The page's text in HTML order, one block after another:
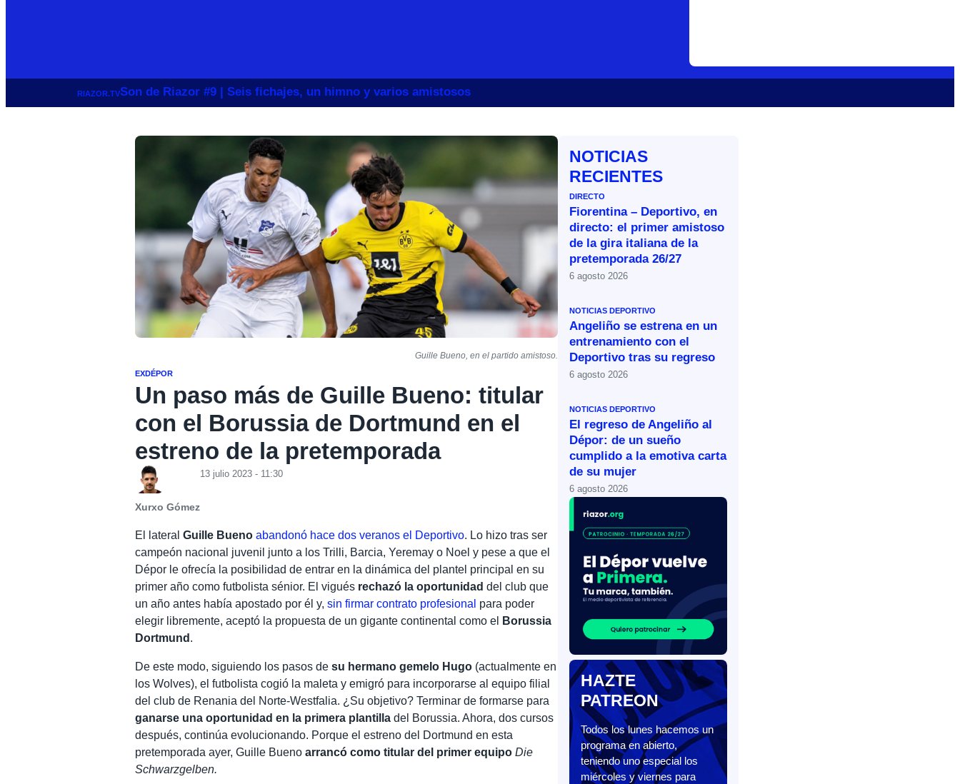
RIAZOR.TVSon de Riazor #9 | Seis fichajes, un himno y varios amistosos
Guille Bueno, en el partido amistoso.
EXDÉPOR
Un paso más de Guille Bueno: titular
con el Borussia de Dortmund en el
estreno de la pretemporada
Xurxo Gómez
13 julio 2023 - 11:30
El lateralGuille Bueno abandonó hace dos veranos el Deportivo. Lo hizo tras ser
campeón nacional juvenil junto a los Trilli, Barcia, Yeremay o Noel y pese a que el
Dépor le ofrecía la posibilidad de entrar en la dinámica del plantel principal en su
primer año como futbolista sénior. El vigués rechazó la oportunidad del club que
un año antes había apostado por él y,sin firmar contrato profesional para poder
elegir libremente, aceptó la propuesta de un gigante continental como el
Borussia
Dortmund .
De este modo, siguiendo los pasos desu hermano gemelo Hugo (actualmente en
los Wolves), el futbolista cogió la maleta y emigró para incorporarse al equipo filial
del club de Renania del Norte-Westfalia. ¿Su objetivo? Terminar de formarse para
ganarse una oportunidad en la primera plantilla del Borussia. Ahora, dos cursos
después, continúa evolucionando. Porque el estreno del Dortmund en esta
pretemporada ayer, Guille Bueno arrancó como titular del primer equipo Die
Schwarzgelben.
NOTICIAS
RECIENTES
DIRECTO
Fiorentina – Deportivo, en
directo: el primer amistoso
de la gira italiana de la
pretemporada 26/27
6 agosto 2026
NOTICIAS DEPORTIVO
Angeliño se estrena en un
entrenamiento con el
Deportivo tras su regreso
6 agosto 2026
NOTICIAS DEPORTIVO
El regreso de Angeliño al
Dépor: de un sueño
cumplido a la emotiva carta
de su mujer
6 agosto 2026
HAZTE
PATREON
Todos los lunes hacemos un
programa en abierto,
teniendo uno especial los
miércoles y viernes para